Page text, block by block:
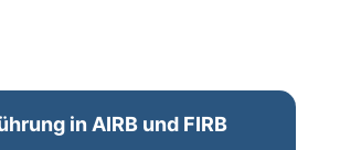
in AIRB und FIRB